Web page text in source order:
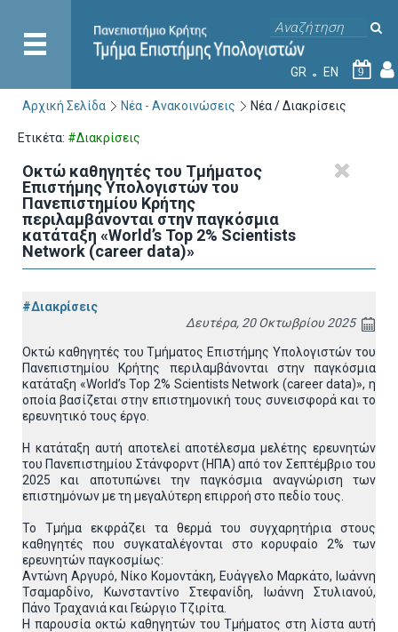
GR EN 9
Αρχική Σελίδα Νέα - Ανακοινώσεις Νέα / Διακρίσεις
Ετικέτα: #Διακρίσεις
Οκτώ καθηγητές του Τμήματος
Επιστήμης Υπολογιστών του
Πανεπιστημίου Κρήτης
περιλαμβάνονται στην παγκόσμια
κατάταξη «World’s Top 2% Scientists
Network (career data)»
#Διακρίσεις
Δευτέρα, 20 Οκτωβρίου 2025
Οκτώ καθηγητές του Τμήματος Επιστήμης Υπολογιστών του
Πανεπιστημίου Κρήτης περιλαμβάνονται στην παγκόσμια
κατάταξη «World’s Top 2% Scientists Network (career data)», η
οποία βασίζεται στην επιστημονική τους συνεισφορά και το
ερευνητικό τους έργο.
Η κατάταξη αυτή αποτελεί αποτέλεσμα μελέτης ερευνητών
του Πανεπιστημίου Στάνφορντ (ΗΠΑ) από τον Σεπτέμβριο του
2025 και αποτυπώνει την παγκόσμια αναγνώριση των
επιστημόνων με τη μεγαλύτερη επιρροή στο πεδίο τους.
Το Τμήμα εκφράζει τα θερμά του συγχαρητήρια στους
καθηγητές που συγκαταλέγονται στο κορυφαίο 2% των
ερευνητών παγκοσμίως:
Αντώνη Αργυρό, Νίκο Κομοντάκη, Ευάγγελο Μαρκάτο, Ιωάννη
Τσαμαρδίνο, Κωνσταντίνο Στεφανίδη, Ιωάννη Στυλιανού,
Πάνο Τραχανιά και Γεώργιο Τζιρίτα.
Η παρουσία οκτώ καθηγητών του Τμήματος στη λίστα αυτή